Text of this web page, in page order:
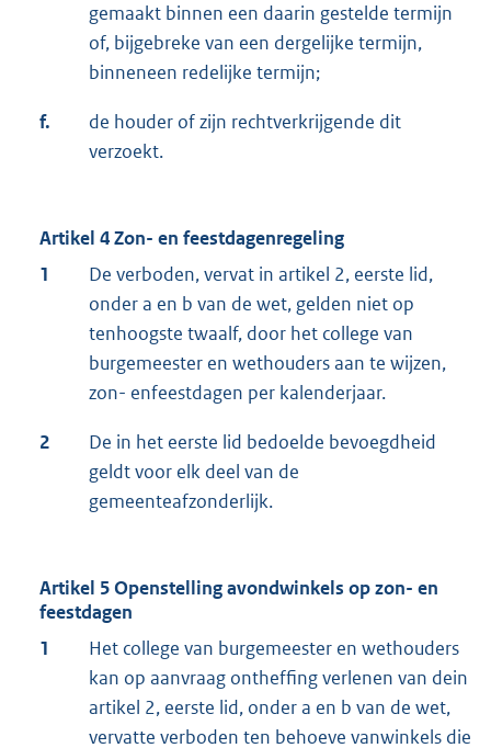
gemaakt binnen een daarin gestelde termijn
of, bijgebreke van een dergelijke termijn,
binneneen redelijke termijn;
f.
de houder of zijn rechtverkrijgende dit
verzoekt.
Artikel 4 Zon- en feestdagenregeling
1
De verboden, vervat in artikel 2, eerste lid,
onder a en b van de wet, gelden niet op
tenhoogste twaalf, door het college van
burgemeester en wethouders aan te wijzen,
zon- enfeestdagen per kalenderjaar.
2
De in het eerste lid bedoelde bevoegdheid
geldt voor elk deel van de
gemeenteafzonderlijk.
Artikel 5 Openstelling avondwinkels op zon- en
feestdagen
1
Het college van burgemeester en wethouders
kan op aanvraag ontheffing verlenen van dein
artikel 2, eerste lid, onder a en b van de wet,
vervatte verboden ten behoeve vanwinkels die